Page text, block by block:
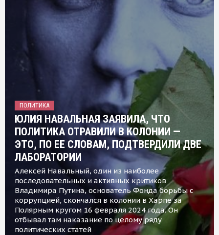
ПОЛИТИКА
ЮЛИЯ НАВАЛЬНАЯ ЗАЯВИЛА, ЧТО
ПОЛИТИКА ОТРАВИЛИ В КОЛОНИИ —
ЭТО, ПО ЕЕ СЛОВАМ, ПОДТВЕРДИЛИ ДВЕ
ЛАБОРАТОРИИ
Алексей Навальный, один из наиболее
последовательных и активных критиков
Владимира Путина, основатель Фонда борьбы с
коррупцией, скончался в колонии в Харпе за
Полярным кругом 16 февраля 2024 года. Он
отбывал там наказание по целому ряду
политических статей